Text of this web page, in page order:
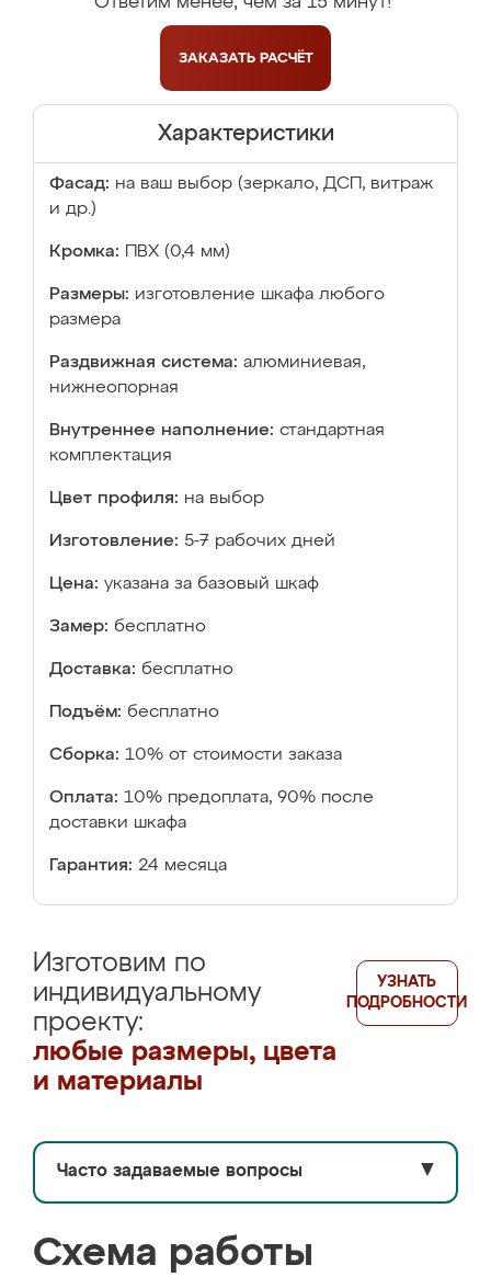
ЗАКАЗАТЬ РАСЧЁТ
Характеристики
Фасад: на ваш выбор (зеркало, ДСП, витраж
и др.)
Кромка: ПВХ (0,4 мм)
Размеры: изготовление шкафа любого
размера
Раздвижная система: алюминиевая,
нижнеопорная
Внутреннее наполнение: стандартная
комплектация
Цвет профиля: на выбор
Изготовление: 5-7 рабочих дней
Цена: указана за базовый шкаф
Замер: бесплатно
Доставка: бесплатно
Подъём: бесплатно
Сборка: 10% от стоимости заказа
Оплата: 10% предоплата, 90% после
доставки шкафа
Гарантия: 24 месяца
Изготовим по
индивидуальному
проекту:
любые размеры, цвета
и материалы
УЗНАТЬ
ПОДРОБНОСТИ
Часто задаваемые вопросы ▼
Схема работы